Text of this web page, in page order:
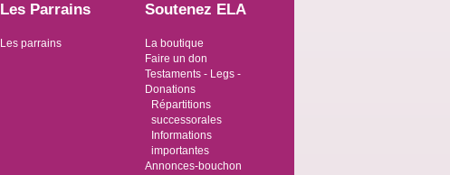
Les Parrains
Les parrains
Soutenez ELA
La boutique
Faire un don
Testaments - Legs -
Donations
Répartitions
successorales
Informations
importantes
Annonces-bouchon